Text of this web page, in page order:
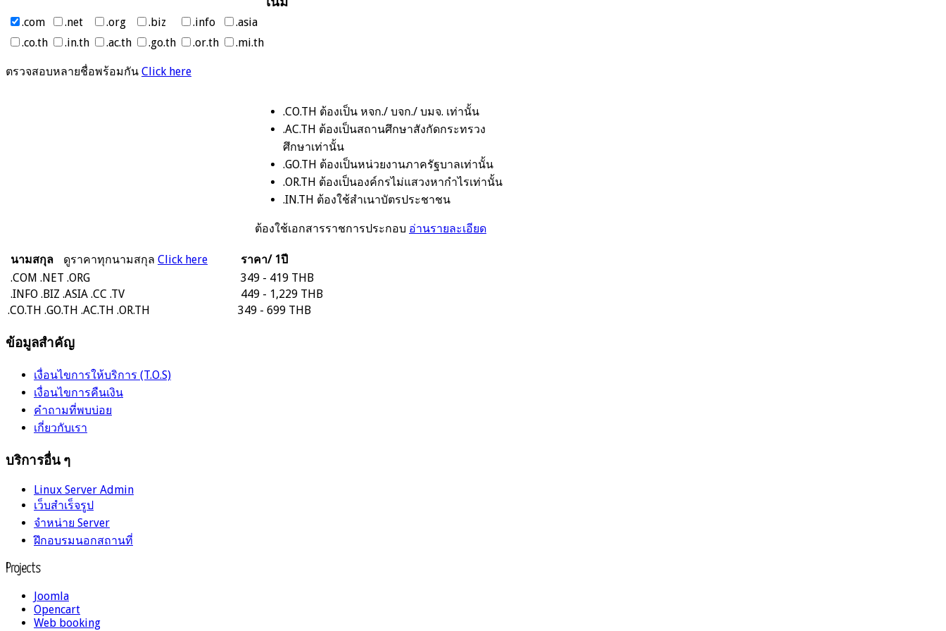
.com .net .org .biz .info
.asia
.co.th
.in.th .ac.th .go.th .or.th .mi.th
ตรวจสอบหลายชื่อพร้อมกัน Click here
.CO.TH ต้องเป็น หจก./ บจก./ บมจ. เท่านั้น
.AC.TH ต้องเป็นสถานศึกษาสังกัดกระทรวง
ศึกษาเท่านั้น
.GO.TH ต้องเป็นหน่วยงานภาครัฐบาลเท่านั้น
.OR.TH ต้องเป็นองค์กรไม่แสวงหากำไรเท่านั้น
.IN.TH ต้องใช้สำเนาบัตรประชาชน
ต้องใช้เอกสารราชการประกอบ อ่านรายละเอียด
เนม
นามสกุล ดูราคาทุกนามสกุล Click here
ราคา/ 1ปี
.COM .NET .ORG
349 - 419 THB
.INFO .BIZ .ASIA .CC .TV
449 - 1,229 THB
.CO.TH .GO.TH .AC.TH .OR.TH 349 - 699 THB
ข้อมูลสำคัญ
เงื่อนไขการให้บริการ (T.O.S)
เงื่อนไขการคืนเงิน
คำถามที่พบบ่อย
เกี่ยวกับเรา
บริการอื่น ๆ
Linux Server Admin
เว็บสำเร็จรูป
จำหน่าย Server
ฝึกอบรมนอกสถานที่
Projects
Joomla
Opencart
Web booking